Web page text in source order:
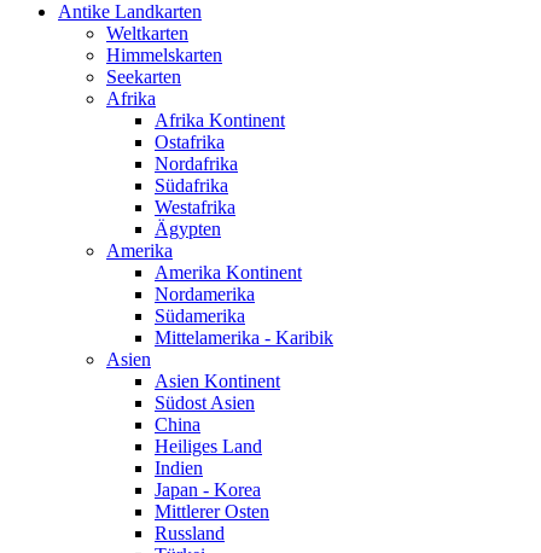
Antike Landkarten
Weltkarten
Himmelskarten
Seekarten
Afrika
Afrika Kontinent
Ostafrika
Nordafrika
Südafrika
Westafrika
Ägypten
Amerika
Amerika Kontinent
Nordamerika
Südamerika
Mittelamerika - Karibik
Asien
Asien Kontinent
Südost Asien
China
Heiliges Land
Indien
Japan - Korea
Mittlerer Osten
Russland